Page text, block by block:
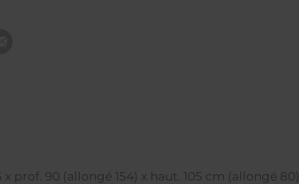
prof. 90 (allongé 154) x haut. 105 cm (allongé 80).